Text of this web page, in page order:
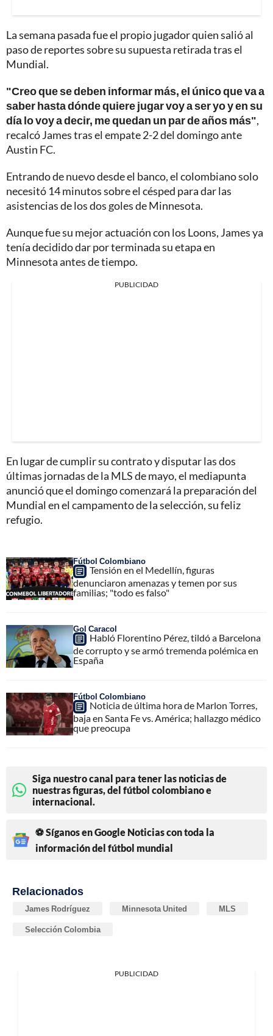
La semana pasada fue el propio jugador quien salió al
paso de reportes sobre su supuesta retirada tras el
Mundial.
"Creo que se deben informar más, el único que va a
saber hasta dónde quiere jugar voy a ser yo y en su
día lo voy a decir, me quedan un par de años más",
recalcó James tras el empate 2-2 del domingo ante
Austin FC.
Entrando de nuevo desde el banco, el colombiano solo
necesitó 14 minutos sobre el césped para dar las
asistencias de los dos goles de Minnesota.
Aunque fue su mejor actuación con los Loons, James ya
tenía decidido dar por terminada su etapa en
Minnesota antes de tiempo.
PUBLICIDAD
En lugar de cumplir su contrato y disputar las dos
últimas jornadas de la MLS de mayo, el mediapunta
anunció que el domingo comenzará la preparación del
Mundial en el campamento de la selección, su feliz
refugio.
Fútbol Colombiano
Tensión en el Medellín, figuras
denunciaron amenazas y temen por sus
familias; "todo es falso"
Gol Caracol
Habló Florentino Pérez, tildó a Barcelona
de corrupto y se armó tremenda polémica en
España
Fútbol Colombiano
Noticia de última hora de Marlon Torres,
baja en Santa Fe vs. América; hallazgo médico
que preocupa
Siga nuestro canal para tener las noticias de
nuestras figuras, del fútbol colombiano e
internacional.
⚽ Síganos en Google Noticias con toda la
información del fútbol mundial
Relacionados
James Rodríguez Minnesota United MLS
Selección Colombia
PUBLICIDAD